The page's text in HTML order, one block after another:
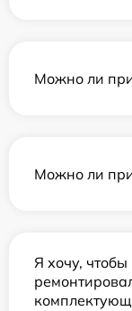
Можно ли
Можно ли
Я хочу,